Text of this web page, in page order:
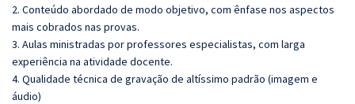
2. Conteúdo abordado de modo objetivo, com ênfase nos aspectos
mais cobrados nas provas.
3. Aulas ministradas por professores especialistas, com larga
experiência na atividade docente.
4. Qualidade técnica de gravação de altíssimo padrão (imagem e
áudio)